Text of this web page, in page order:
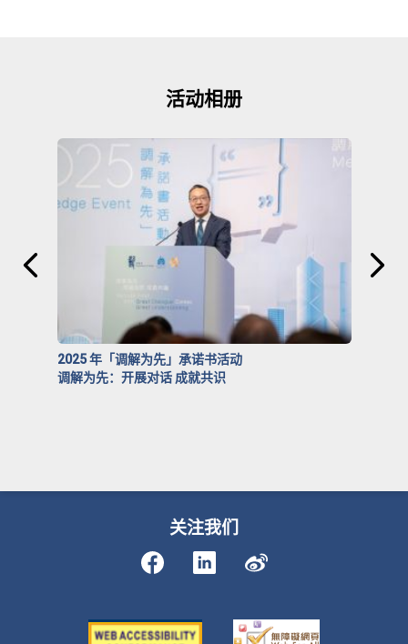
活动相册
2025 年「调解为先」承诺书活动
调解为先：开展对话 成就共识
关注我们